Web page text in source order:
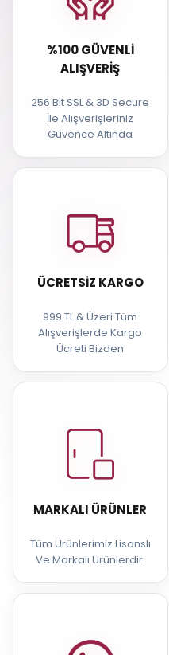
%100 GÜVENLI
ALIŞVERIŞ
256 Bit SSL & 3D Secure
İle Alışverişleriniz
Güvence Altında
ÜCRETSIZ KARGO
999 TL & Üzeri Tüm
Alışverişlerde Kargo
Ücreti Bizden
MARKALI ÜRÜNLER
Tüm Ürünlerimiz Lisanslı
Ve Markalı Ürünlerdir.